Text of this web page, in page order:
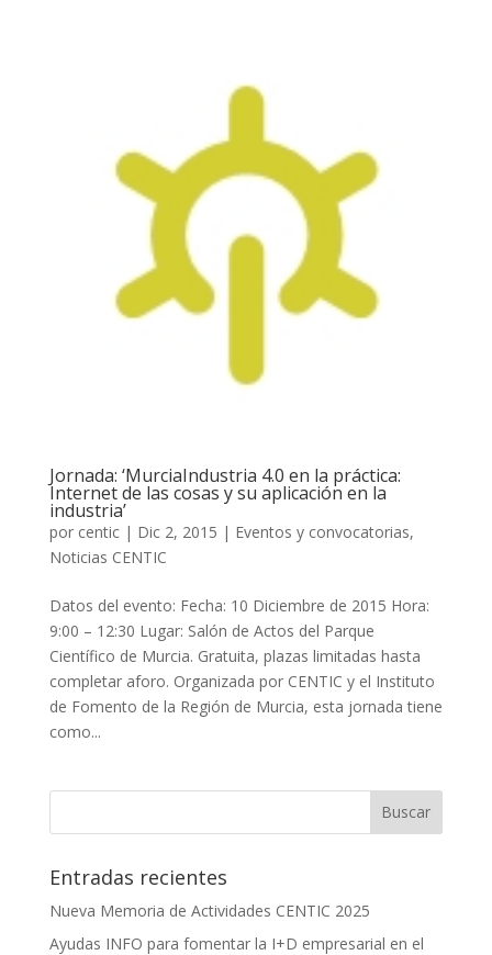
Jornada: ‘MurciaIndustria 4.0 en la práctica:
Internet de las cosas y su aplicación en la
industria’
por centic| Dic 2, 2015 | Eventos y convocatorias,
Noticias CENTIC
Datos del evento: Fecha: 10 Diciembre de 2015 Hora:
9:00 – 12:30 Lugar: Salón de Actos del Parque
Científico de Murcia. Gratuita, plazas limitadas hasta
completar aforo. Organizada por CENTIC y el Instituto
de Fomento de la Región de Murcia, esta jornada tiene
como...
Entradas recientes
Nueva Memoria de Actividades CENTIC 2025
Ayudas INFO para fomentar la I+D empresarial en el